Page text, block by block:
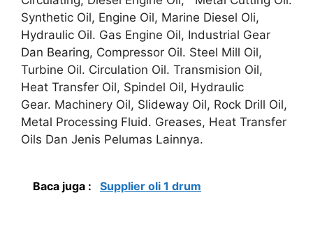
Synthetic Oil, Engine Oil, Marine Diesel Oli,
Hydraulic Oil. Gas Engine Oil, Industrial Gear
Dan Bearing, Compressor Oil. Steel Mill Oil,
Turbine Oil. Circulation Oil. Transmision Oil,
Heat Transfer Oil, Spindel Oil, Hydraulic
Gear. Machinery Oil, Slideway Oil, Rock Drill Oil,
Metal Processing Fluid. Greases, Heat Transfer
Oils Dan Jenis Pelumas Lainnya.
Baca juga : Supplier oli 1 drum